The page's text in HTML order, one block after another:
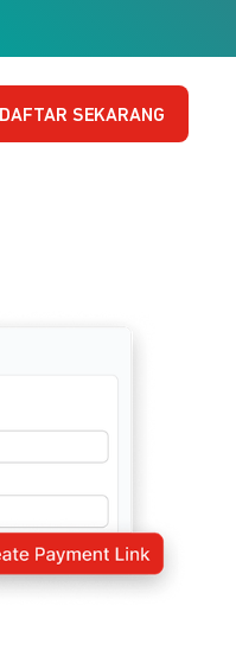
DAFTAR SEKARANG